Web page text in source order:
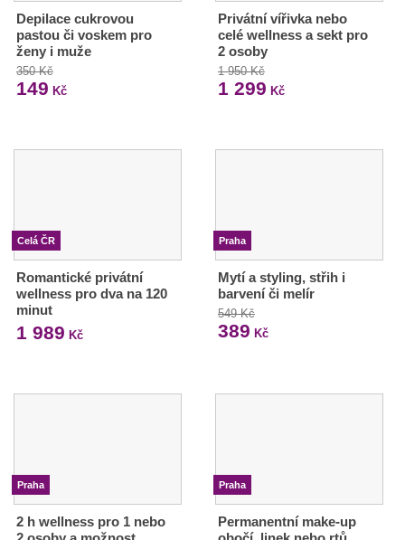
Depilace cukrovou
pastou či voskem pro
ženy i muže
350 Kč
149 Kč
Privátní vířivka nebo
celé wellness a sekt pro
2 osoby
1 950 Kč
1 299 Kč
Celá ČR
Romantické privátní
wellness pro dva na 120
minut
1 989 Kč
Praha
Mytí a styling, střih i
barvení či melír
549 Kč
389 Kč
Praha
2 h wellness pro 1 nebo
Praha
Permanentní make-up